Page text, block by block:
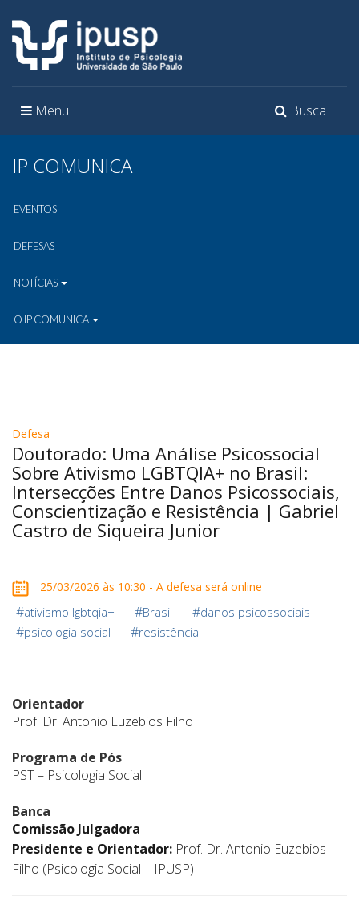
Toggle
Busca
Toggle
Menu
IP COMUNICA
EVENTOS
DEFESAS
NOTÍCIAS
O IP COMUNICA
Defesa
Doutorado: Uma Análise Psicossocial
Sobre Ativismo LGBTQIA+ no Brasil:
Intersecções Entre Danos Psicossociais,
Conscientização e Resistência | Gabriel
Castro de Siqueira Junior
25/03/2026 às 10:30 - A defesa será online
#ativismo lgbtqia+ #Brasil #danos psicossociais
#psicologia social #resistência
Orientador
Prof. Dr. Antonio Euzebios Filho
Programa de Pós
PST – Psicologia Social
Banca
Comissão Julgadora
Presidente e Orientador: Prof. Dr. Antonio Euzebios
Filho (Psicologia Social – IPUSP)